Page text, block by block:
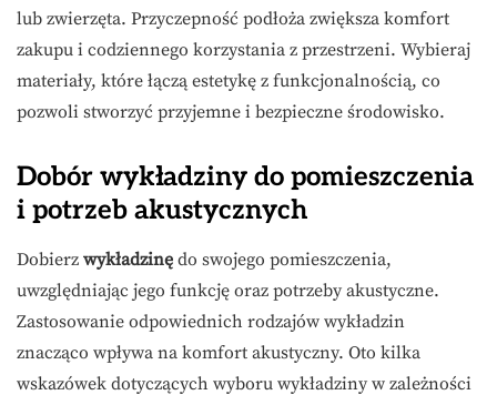
lub zwierzęta. Przyczepność podłoża zwiększa komfort
zakupu i codziennego korzystania z przestrzeni. Wybieraj
materiały, które łączą estetykę z funkcjonalnością, co
pozwoli stworzyć przyjemne i bezpieczne środowisko.
Dobór wykładziny do pomieszczenia
i potrzeb akustycznych
Dobierz wykładzinę do swojego pomieszczenia,
uwzględniając jego funkcję oraz potrzeby akustyczne.
Zastosowanie odpowiednich rodzajów wykładzin
znacząco wpływa na komfort akustyczny. Oto kilka
wskazówek dotyczących wyboru wykładziny w zależności